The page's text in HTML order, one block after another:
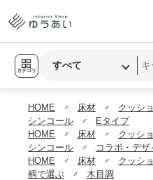
カテゴリ
HOME 床材
クッシ
シンコール
Eタイプ
HOME
床材
クッシ
シンコール
コラボ・デ
HOME
床材
クッシ
柄で選ぶ
木目調